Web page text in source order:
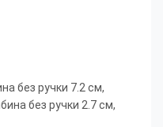
без ручки 7.2 см,
без ручки 2.7 см,